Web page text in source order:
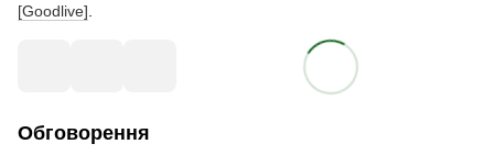
[Goodlive]
Обговорення